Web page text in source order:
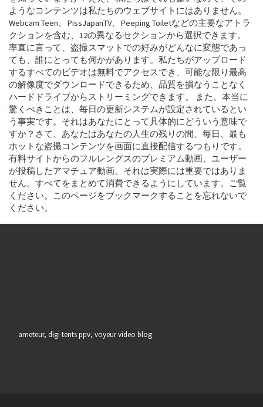
ようなコンテンツは私たちのウェブサイトにはありません。
Webcam Teen、PissJapanTV、Peeping Toiletなどの主要なアトラ
クションを含む、12の異なるセクションから選択できます。
率直に言って、盗撮スマットでの好みがどんなに変態であっ
ても、誰にとっても何かがあります。私たちがアップロード
するすべてのビデオは無料でアクセスでき、可能な限り最高
の解像度でダウンロードできるため、品質を損なうことなく
ハードドライブからストリーミングできます。 また、本当に
驚くべきことは、毎日の更新システムが設定されているとい
う事実です。それはあなたにとって具体的にどういう意味で
すか？さて、あなたはあなたの人生の残りの間、毎日、最も
ホットな盗撮コンテンツを画面に直接配信するつもりです。
有料サイトからのフルレングスのプレミアム動画、ユーザー
が投稿したアマチュア動画、それは実際には重要ではありま
せん。すべてをまとめて消費できるようにしています。ご覧
ください。このページをブックマークすることを忘れないで
ください。
ameteur, digi tents ppv, voyeur video blog